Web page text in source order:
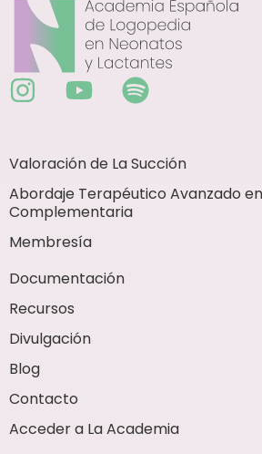
Valoración de La Succión
Abordaje Terapéutico Avanzado
Complementaria
Membresía
Documentación
Recursos
Divulgación
Blog
Contacto
Acceder a La Academia